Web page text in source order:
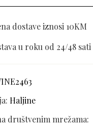
dostave iznosi 10KM
u roku od 24/48 sati
Haljine
društvenim mrežama: